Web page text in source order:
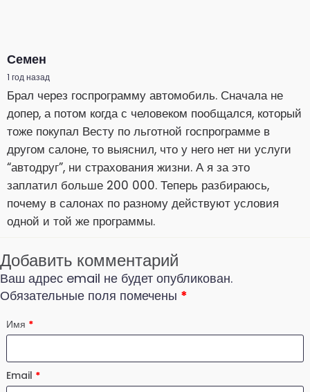
Семен
1 год назад
Брал через госпрограмму автомобиль. Сначала не
допер, а потом когда с человеком пообщался, который
тоже покупал Весту по льготной госпрограмме в
другом салоне, то выяснил, что у него нет ни услуги
“автодруг”, ни страхования жизни. А я за это
заплатил больше 200 000. Теперь разбираюсь,
почему в салонах по разному действуют условия
одной и той же программы.
Добавить комментарий
Ваш адрес email не будет опубликован.
Обязательные поля помечены *
Имя *
Email *